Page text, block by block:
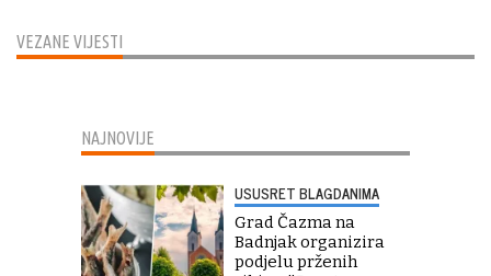
VEZANE VIJESTI
NAJNOVIJE
USUSRET BLAGDANIMA
Grad Čazma na
Badnjak organizira
podjelu prženih